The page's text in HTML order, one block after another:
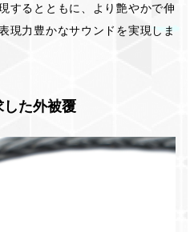
するとともに、より艶やかで伸
現力豊かなサウンドを実現しま
た外被覆